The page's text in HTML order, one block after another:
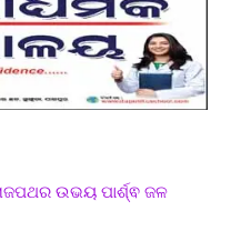
ଉଭୟ ପାର୍ଶ୍ଵ ଜଳ